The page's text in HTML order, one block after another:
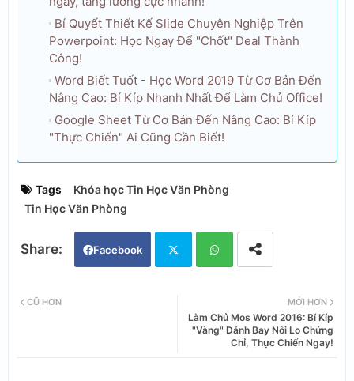
Bí Quyết Thiết Kế Slide Chuyên Nghiệp Trên
Powerpoint: Học Ngay Để "Chốt" Deal Thành
Công!
Word Biết Tuốt - Học Word 2019 Từ Cơ Bản Đến
Nâng Cao: Bí Kíp Nhanh Nhất Để Làm Chủ Office!
Google Sheet Từ Cơ Bản Đến Nâng Cao: Bí Kíp
"Thực Chiến" Ai Cũng Cần Biết!
Tags
Khóa học Tin Học Văn Phòng
Tin Học Văn Phòng
Facebook
ats
MỚI HƠN
Làm Chủ Mos Word 2016: Bí Kíp
"Vàng" Đánh Bay Nỗi Lo Chứng
Chỉ, Thực Chiến Ngay!
CŨ HƠN